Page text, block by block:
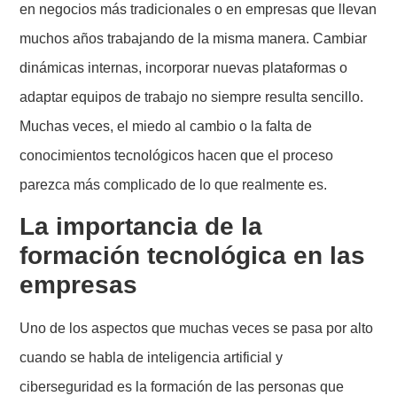
en negocios más tradicionales o en empresas que llevan
muchos años trabajando de la misma manera. Cambiar
dinámicas internas, incorporar nuevas plataformas o
adaptar equipos de trabajo no siempre resulta sencillo.
Muchas veces, el miedo al cambio o la falta de
conocimientos tecnológicos hacen que el proceso
parezca más complicado de lo que realmente es.
La importancia de la
formación tecnológica en las
empresas
Uno de los aspectos que muchas veces se pasa por alto
cuando se habla de inteligencia artificial y
ciberseguridad es la formación de las personas que